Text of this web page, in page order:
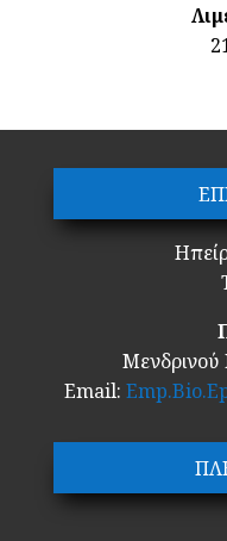
Μενδρινού
Email: